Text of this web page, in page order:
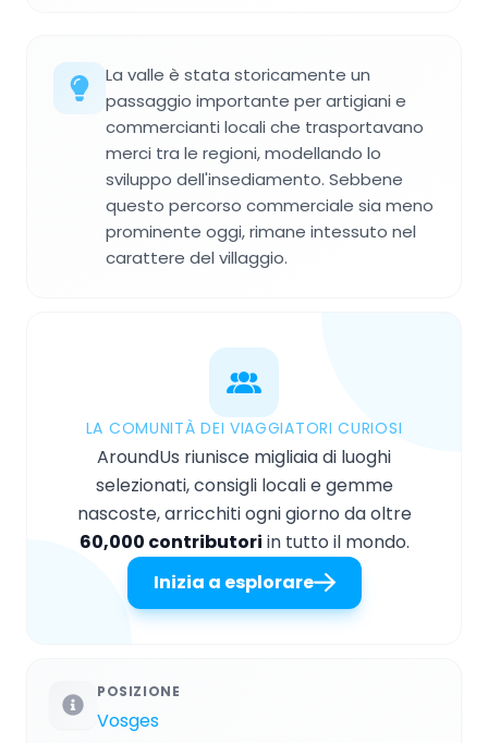
La valle è stata storicamente un
passaggio importante per artigiani e
commercianti locali che trasportavano
merci tra le regioni, modellando lo
sviluppo dell'insediamento. Sebbene
questo percorso commerciale sia meno
prominente oggi, rimane intessuto nel
carattere del villaggio.
LA COMUNITÀ DEI VIAGGIATORI CURIOSI
AroundUs riunisce migliaia di luoghi
selezionati, consigli locali e gemme
nascoste, arricchiti ogni giorno da oltre
60,000 contributori in tutto il mondo.
Inizia a esplorare
POSIZIONE
Vosges